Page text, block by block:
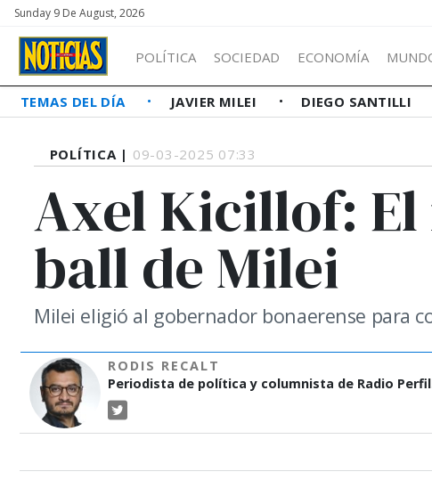
Sunday 9 De August, 2026
POLÍTICA SOCIEDAD ECONOMÍA
TEMAS DEL DÍA JAVIER MILEI DIEGO SANTILLI
POLÍTICA | 09-03-2025 07:33
Axel Kicillof:
ball de Milei
Milei eligió al gobernador bonaerense para
RODIS RECALT
Periodista de política y columnista de Radio